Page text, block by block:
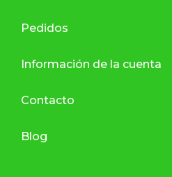
Pedidos
Información de la cuenta
Contacto
Blog